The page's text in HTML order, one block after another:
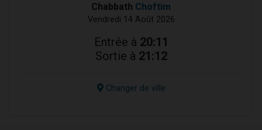
Chabbath Choftim
Vendredi 14 Août 2026
Entrée à 20:11
Sortie à 21:12
Changer de ville